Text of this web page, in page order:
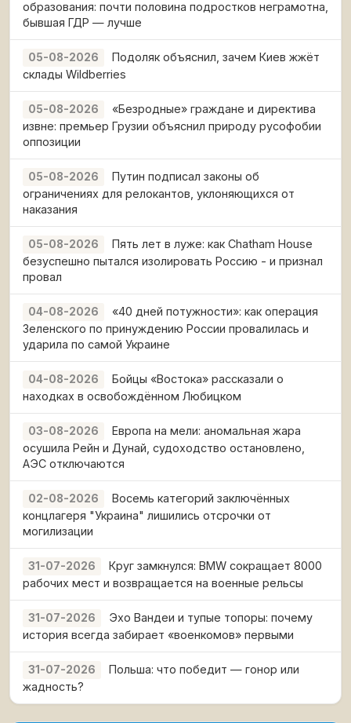
образования: почти половина подростков неграмотна,
бывшая ГДР — лучше
05-08-2026
Подоляк объяснил, зачем Киев жжёт
склады Wildberries
05-08-2026
«Безродные» граждане и директива
извне: премьер Грузии объяснил природу русофобии
оппозиции
05-08-2026
Путин подписал законы об
ограничениях для релокантов, уклоняющихся от
наказания
05-08-2026
Пять лет в луже: как Chatham House
безуспешно пытался изолировать Россию - и признал
провал
04-08-2026
«40 дней потужности»: как операция
Зеленского по принуждению России провалилась и
ударила по самой Украине
04-08-2026
Бойцы «Востока» рассказали о
находках в освобождённом Любицком
03-08-2026
Европа на мели: аномальная жара
осушила Рейн и Дунай, судоходство остановлено,
АЭС отключаются
02-08-2026
Восемь категорий заключённых
концлагеря "Украина" лишились отсрочки от
могилизации
31-07-2026
Круг замкнулся: BMW сокращает 8000
рабочих мест и возвращается на военные рельсы
31-07-2026
Эхо Вандеи и тупые топоры: почему
история всегда забирает «военкомов» первыми
31-07-2026
Польша: что победит — гонор или
жадность?